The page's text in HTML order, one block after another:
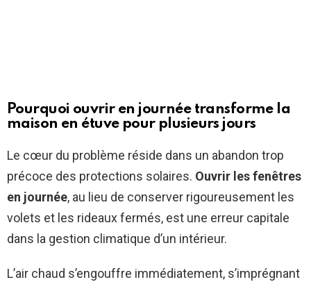
Pourquoi ouvrir en journée transforme la
maison en étuve pour plusieurs jours
Le cœur du problème réside dans un abandon trop
précoce des protections solaires. Ouvrir les fenêtres
en journée, au lieu de conserver rigoureusement les
volets et les rideaux fermés, est une erreur capitale
dans la gestion climatique d’un intérieur.
L’air chaud s’engouffre immédiatement, s’imprégnant